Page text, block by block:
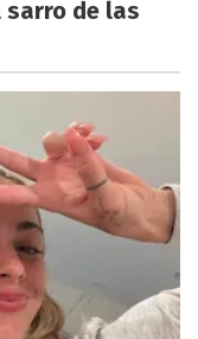
sarro de las